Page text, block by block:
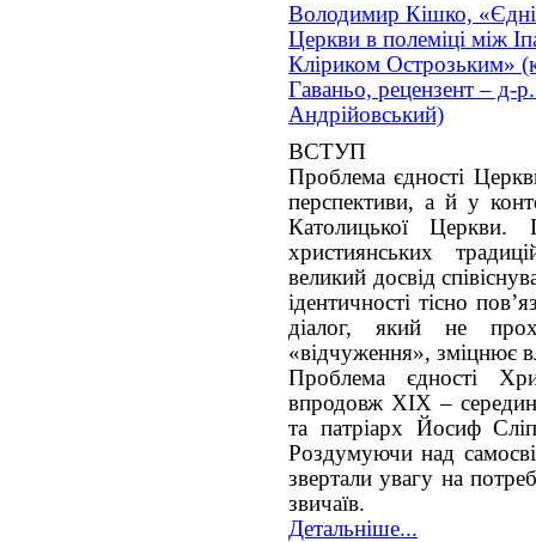
Володимир Кішко,
Церкви в полеміці між
Кліриком Острозьким»
Гаваньо, рецензент – д-
Андрійовський)
ВСТУП
Проблема єдності
перспективи, а й у
Католицької Церкви.
християнських
великий досвід
ідентичності тісно
діалог, який не
«відчуження», зміцнює
Проблема єдності
впродовж XIX –
та патріарх Йосиф
Роздумуючи над
звертали увагу на
звичаїв.
Детальніше...